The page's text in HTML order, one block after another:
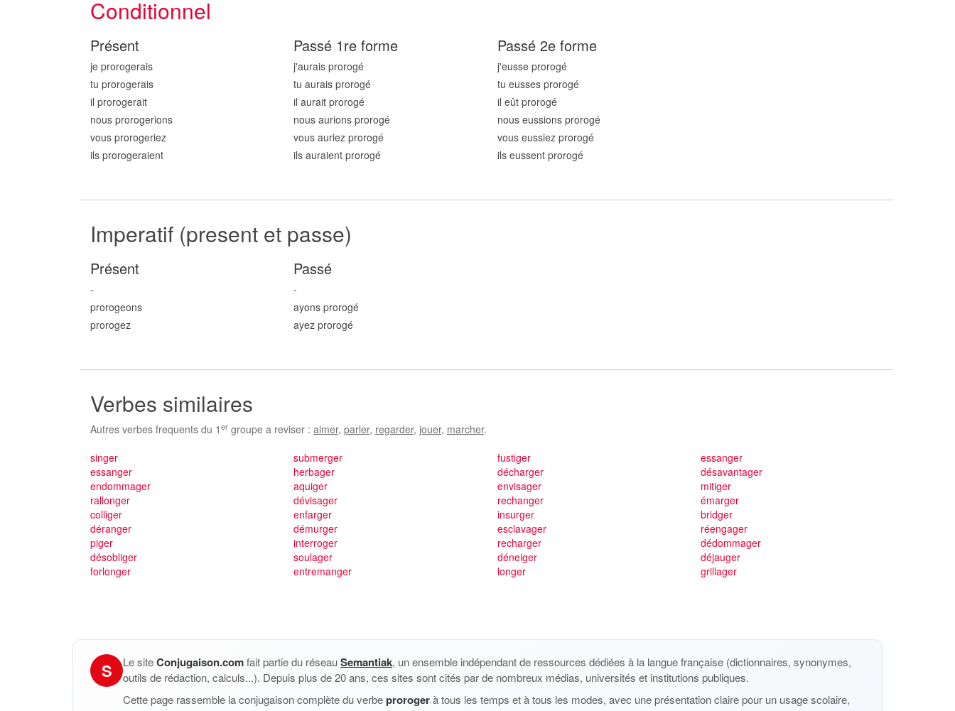
Conditionnel
Présent
je prorogerais
tu prorogerais
il prorogerait
nous prorogerions
vous prorogeriez
ils prorogeraient
Passé 1re forme
j'aurais prorogé
tu aurais prorogé
il aurait prorogé
nous aurions prorogé
vous auriez prorogé
ils auraient prorogé
Passé 2e forme
j'eusse prorogé
tu eusses prorogé
il eût prorogé
nous eussions prorogé
vous eussiez prorogé
ils eussent prorogé
Imperatif (present et passe)
Présent
-
prorogeons
prorogez
Passé
-
ayons prorogé
ayez prorogé
Verbes similaires
Autres verbes frequents du 1 er groupe a reviser : aimer, parler, regarder, jouer, marcher.
singer
essanger
endommager
rallonger
colliger
déranger
piger
désobliger
forlonger
submerger
herbager
aquiger
dévisager
enfarger
démurger
interroger
soulager
entremanger
fustiger
décharger
envisager
rechanger
insurger
esclavager
recharger
déneiger
longer
essanger
désavantager
mitiger
émarger
bridger
réengager
dédommager
déjauger
grillager
S Le siteConjugaison.comfait partie du réseauSemantiak, un ensemble indépendant de ressources dédiées à la langue française (dictionnaires, synonymes,
outils de rédaction, calculs...). Depuis plus de 20 ans, ces sites sont cités par de nombreux médias, universités et institutions publiques.
Cette page rassemble la conjugaison complète du verbeprorogerà tous les temps et à tous les modes, avec une présentation claire pour un usage scolaire,